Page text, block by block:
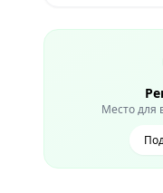
Место для